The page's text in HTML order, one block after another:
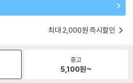
최대 2,000원 즉시할인
중고
5,100원~